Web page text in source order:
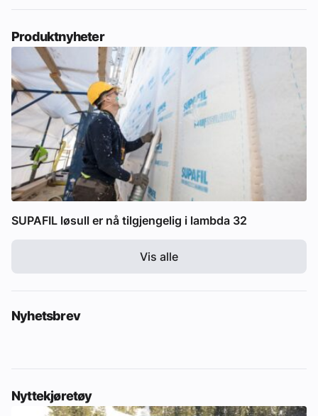
Produktnyheter
SUPAFIL løsull er nå tilgjengelig i lambda 32
Vis alle
Nyhetsbrev
Nyttekjøretøy